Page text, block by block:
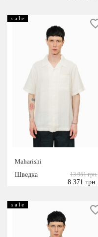
s a l e
Maharishi
Шведка
13 951 грн.
8 371 грн.
s a l e